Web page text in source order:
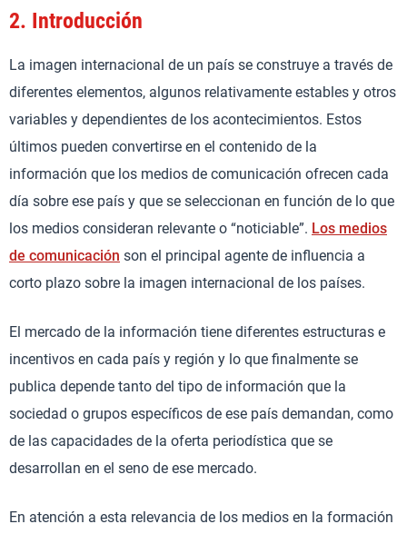
2. Introducción
La imagen internacional de un país se construye a través de
diferentes elementos, algunos relativamente estables y otros
variables y dependientes de los acontecimientos. Estos
últimos pueden convertirse en el contenido de la
información que los medios de comunicación ofrecen cada
día sobre ese país y que se seleccionan en función de lo que
los medios consideran relevante o “noticiable”. Los medios
de comunicación son el principal agente de influencia a
corto plazo sobre la imagen internacional de los países.
El mercado de la información tiene diferentes estructuras e
incentivos en cada país y región y lo que finalmente se
publica depende tanto del tipo de información que la
sociedad o grupos específicos de ese país demandan, como
de las capacidades de la oferta periodística que se
desarrollan en el seno de ese mercado.
En atención a esta relevancia de los medios en la formación